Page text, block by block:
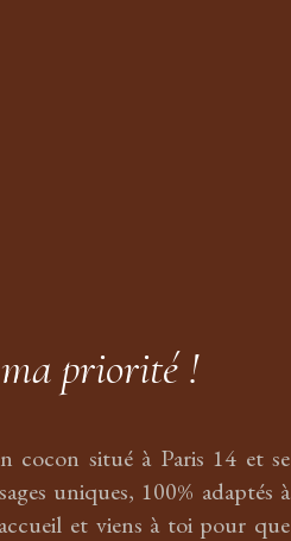
priorité !
cocon situé à Paris 14 et se
uniques, 100% adaptés à
et viens à toi pour que